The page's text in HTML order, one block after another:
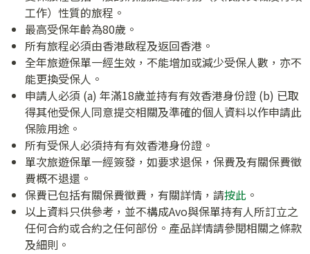
工作）性質的旅程。
最高受保年齡為80歲。
所有旅程必須由香港啟程及返回香港。
全年旅遊保單一經生效，不能增加或減少受保人數，亦不
能更換受保人。
申請人必須 (a) 年滿18歲並持有有效香港身份證 (b) 已取
得其他受保人同意提交相關及準確的個人資料以作申請此
保險用途。
所有受保人必須持有有效香港身份證。
單次旅遊保單一經簽發，如要求退保，保費及有關保費徵
費概不退還。
保費已包括有關保費徵費，有關詳情，請按此 。
以上資料只供參考，並不構成Avo與保單持有人所訂立之
任何合約或合約之任何部份。產品詳情請參閱相關之條款
及細則。